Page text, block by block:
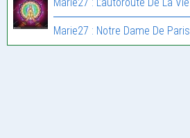
Marie27 : Notre Dame De Paris